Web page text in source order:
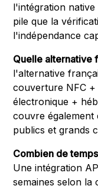
l'intégration
pile que la
l'indépendance
Quelle alternative
l'alternative
couverture NFC
électronique +
couvre
publics et grands
Combien de
Une intégration
semaines selon la